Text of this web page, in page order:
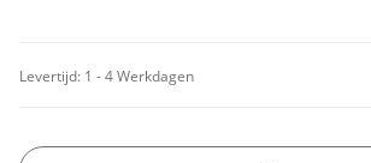
Levertijd: 1 - 4 Werkdagen